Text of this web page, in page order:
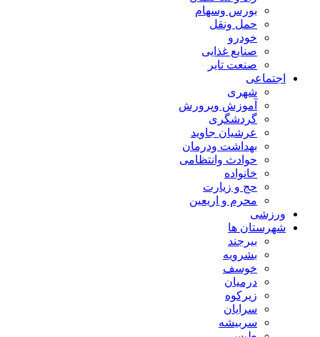
بورس وسهام
حمل ونقل
خودرو
صنایع غذایی
صنعت تایر
اجتماعی
شهری
آموزش وپرورش
گردشگری
عرشیان جاوید
بهداشت ودرمان
حوادث وانتظامی
خانواده
حج و زیارت
محرم و اریعین
ورزشی
شهرستان ها
بیرجند
بشرویه
خوسف
درمیان
زیرکوه
سرایان
سربیشه